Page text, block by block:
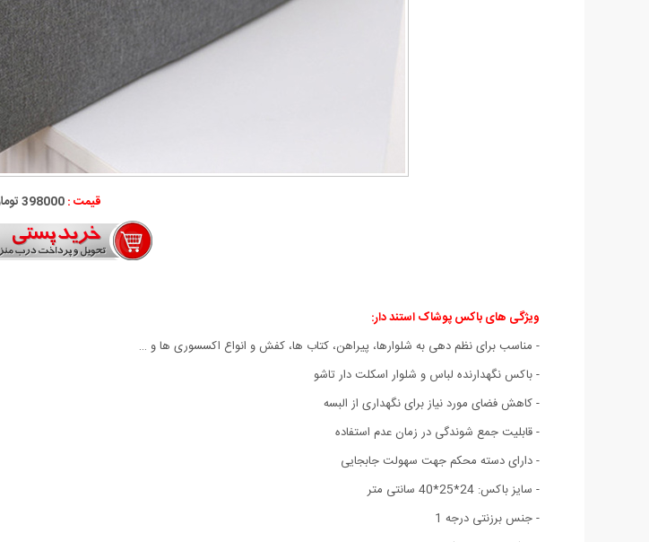
قیمت :398000 تومان
ویژگی های باکس پوشاک استند دار:
- مناسب برای نظم دهی به شلوارها، پیراهن، کتاب ها، کفش و انواع اکسسوری ها و …
- باکس نگهدارنده لباس و شلوار اسکلت دار تاشو
- کاهش فضای مورد نیاز برای نگهداری از البسه
- قابلیت جمع شوندگی در زمان عدم استفاده
- دارای دسته محکم جهت سهولت جابجایی
- سایز باکس: 24*25*40 سانتی متر
- جنس برزنتی درجه 1